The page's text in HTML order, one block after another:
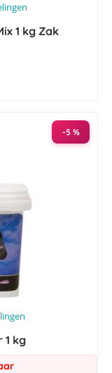
1 kg Zak
-5 %
1 kg